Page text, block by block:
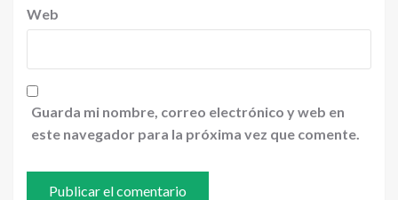
Web
Guarda mi nombre, correo electrónico y web en
este navegador para la próxima vez que comente.